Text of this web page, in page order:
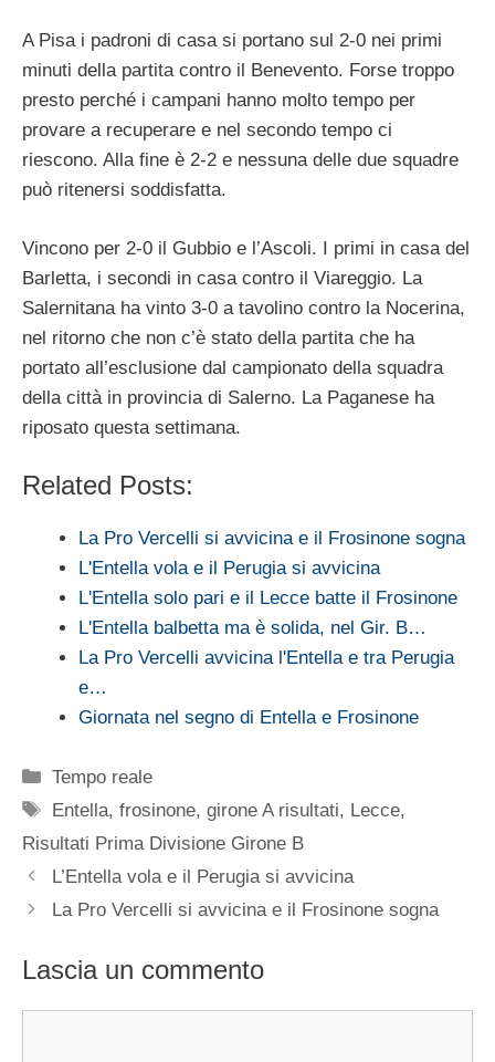
A Pisa i padroni di casa si portano sul 2-0 nei primi
minuti della partita contro il Benevento. Forse troppo
presto perché i campani hanno molto tempo per
provare a recuperare e nel secondo tempo ci
riescono. Alla fine è 2-2 e nessuna delle due squadre
può ritenersi soddisfatta.
Vincono per 2-0 il Gubbio e l’Ascoli. I primi in casa del
Barletta, i secondi in casa contro il Viareggio. La
Salernitana ha vinto 3-0 a tavolino contro la Nocerina,
nel ritorno che non c’è stato della partita che ha
portato all’esclusione dal campionato della squadra
della città in provincia di Salerno. La Paganese ha
riposato questa settimana.
Related Posts:
La Pro Vercelli si avvicina e il Frosinone sogna
L'Entella vola e il Perugia si avvicina
L'Entella solo pari e il Lecce batte il Frosinone
L'Entella balbetta ma è solida, nel Gir. B…
La Pro Vercelli avvicina l'Entella e tra Perugia
e…
Giornata nel segno di Entella e Frosinone
Categorie
Tempo reale
Tag
Entella,frosinone,girone A risultati, Lecce,
Risultati Prima Divisione Girone B
L’Entella vola e il Perugia si avvicina
La Pro Vercelli si avvicina e il Frosinone sogna
Lascia un commento